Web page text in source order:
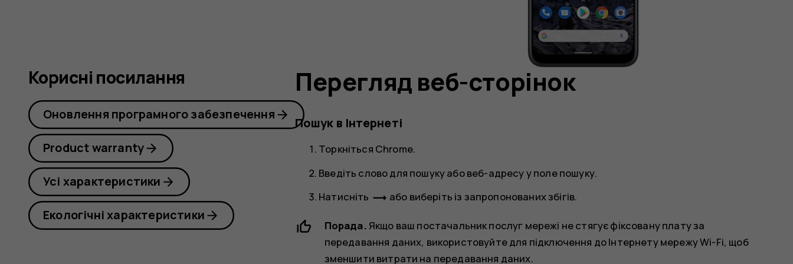
Перегляд веб-сторінок
Пошук в Інтернеті
Торкніться Chrome.
Введіть слово для пошуку або веб-адресу у поле пошуку.
Натисніть trending_flat або виберіть із запропонованих збігів.
Порада. Якщо ваш постачальник послуг мережі не стягує фіксовану плату за
передавання даних, використовуйте для підключення до Інтернету мережу Wi-Fi, щоб
зменшити витрати на передавання даних.
Корисні посилання
Оновлення програмного забезпечення
Product warranty
Усі характеристики
Екологічні характеристики